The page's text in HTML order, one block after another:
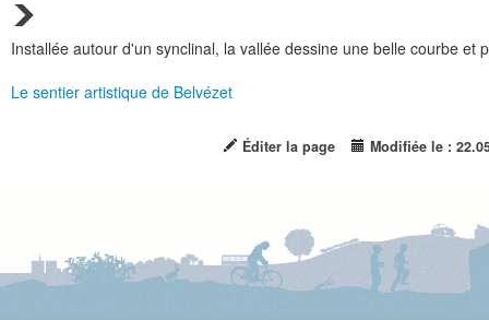
Installée autour d'un synclinal, la vallée dessine une belle courbe et
Le sentier artistique de Belvézet
Éditer la page Modifiée le :